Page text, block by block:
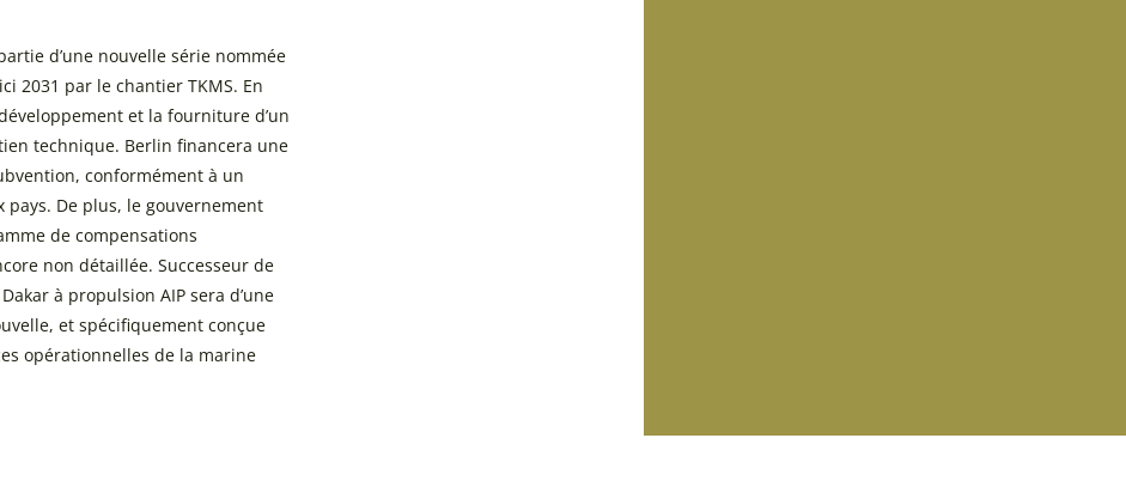
d’une nouvelle série nommée
2031 par le chantier TKMS. En
et la fourniture d’un
technique. Berlin financera une
conformément à un
pays. De plus, le gouvernement
de compensations
non détaillée. Successeur de
à propulsion AIP sera d’une
et spécifiquement conçue
opérationnelles de la marine